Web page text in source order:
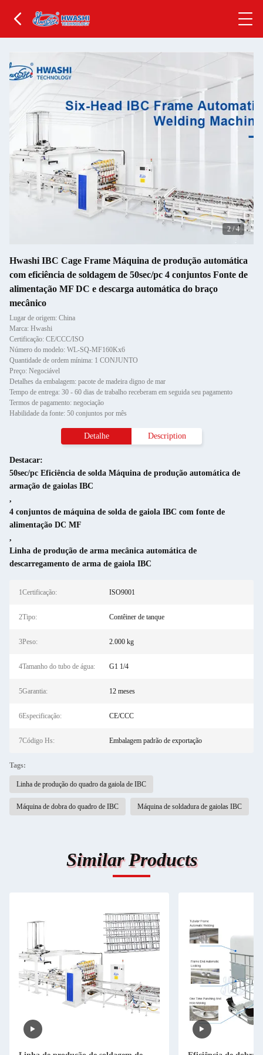
2 /4
Hwashi IBC Cage Frame Máquina de produção automática
com eficiência de soldagem de 50sec/pc 4 conjuntos Fonte de
alimentação MF DC e descarga automática do braço
mecânico
Lugar de origem: China
Marca: Hwashi
Certificação: CE/CCC/ISO
Número do modelo: WL-SQ-MF160Kx6
Quantidade de ordem mínima: 1 CONJUNTO
Preço: Negociável
Detalhes da embalagem: pacote de madeira digno de mar
Tempo de entrega: 30 - 60 dias de trabalho receberam em seguida seu pagamento
Termos de pagamento: negociação
Habilidade da fonte: 50 conjuntos por mês
Detalhe Description
Destacar:
50sec/pc Eficiência de solda Máquina de produção automática de
armação de gaiolas IBC
,
4 conjuntos de máquina de solda de gaiola IBC com fonte de
alimentação DC MF
,
Linha de produção de arma mecânica automática de
descarregamento de arma de gaiola IBC
1Certificação: ISO9001
2Tipo: Contêiner de tanque
3Peso: 2.000 kg
4Tamanho do tubo de água: G1 1/4
5Garantia: 12 meses
6Especificação: CE/CCC
7Código Hs: Embalagem padrão de exportação
Tags:
Linha de produção do quadro da gaiola de IBC
Máquina de dobra do quadro de IBC Máquina de soldadura de gaiolas IBC
Similar Products